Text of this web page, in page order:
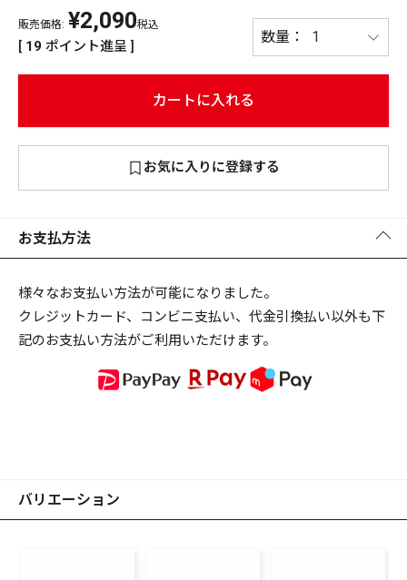
PREMIUM ［ オンライン限定 ］
PREMIUM
新作
リセット この内容で検索する
販売価格: ¥2,090税込
[ 19 ポイント進呈 ]
カートに入れる
お気に入りに登録する
お支払方法
様々なお支払い方法が可能になりました。
クレジットカード、コンビニ支払い、代金引換払い以外も下
記のお支払い方法がご利用いただけます。
バリエーション